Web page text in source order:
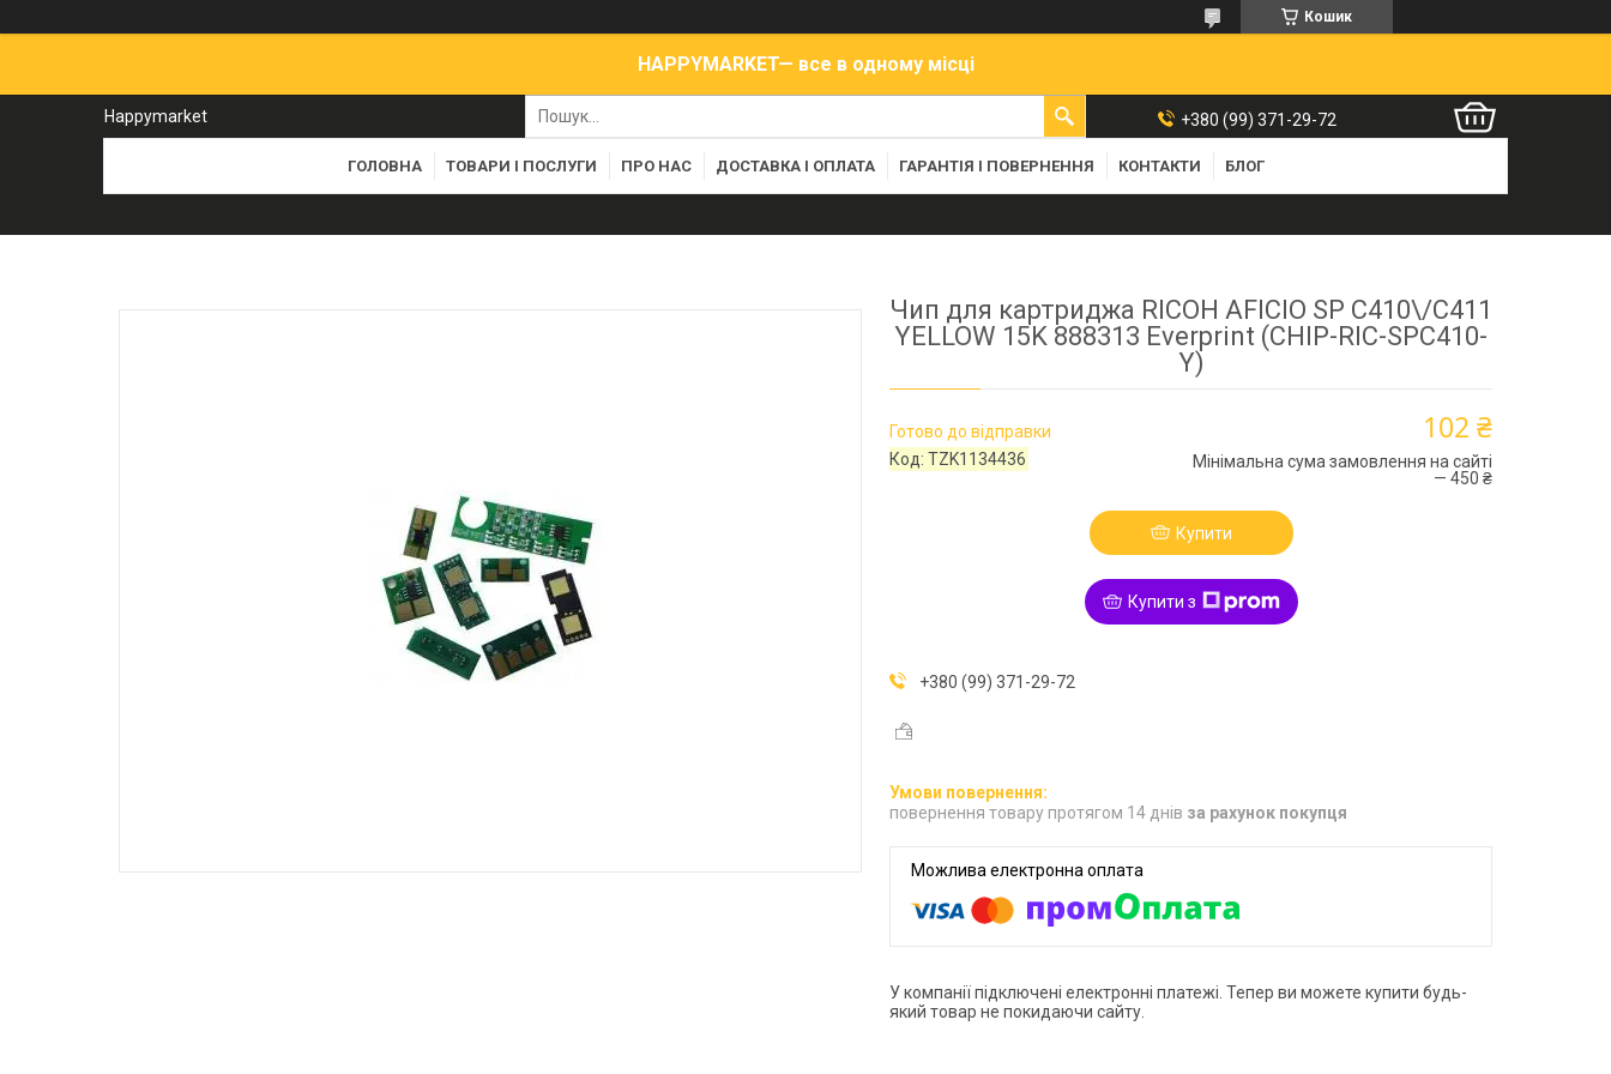
Кошик
HAPPYMARKET— все в одному місці
Happymarket +380 (99) 371-29-72
ГОЛОВНА ТОВАРИ І ПОСЛУГИ ПРО НАС ДОСТАВКА І ОПЛАТА ГАРАНТІЯ І ПОВЕРНЕННЯ КОНТАКТИ БЛОГ
Чип для картриджа RICOH AFICIO SP C410\/C411
YELLOW 15K 888313 Everprint (CHIP-RIC-SPC410-
Y)
Готово до відправки
Код:TZK1134436
102 ₴
Мінімальна сума замовлення на сайті
— 450 ₴
Купити
Купити з
+380 (99) 371-29-72
повернення товару протягом 14 днів за рахунок покупця
У компанії підключені електронні платежі. Тепер ви можете купити будь-
який товар не покидаючи сайту.